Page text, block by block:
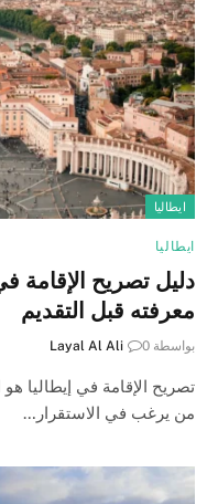
ايطاليا
ايطاليا
معرفته قبل التقديم
بواسطة Layal Al Ali 0
تصريح الإقامة في إيطاليا
من يرغب في الاستقرار…